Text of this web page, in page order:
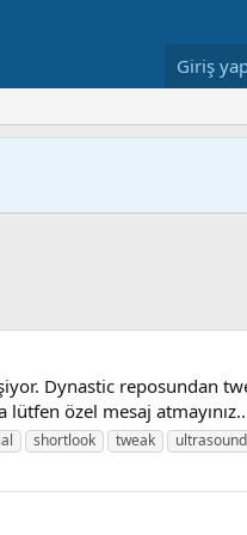
Giriş
Dynastic reposundan
özel mesaj
shortlook tweak ultrasound